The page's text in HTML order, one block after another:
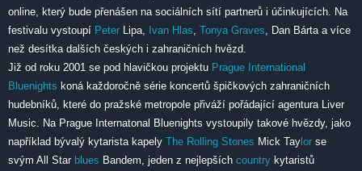
online, který bude přenášen na sociálních sítí partnerů i účinkujících. Na
festivalu vystoupí Peter Lipa, Ivan Hlas Tonya Graves , Dan Bárta a více
než desítka dalších českých i zahraničních hvězd.
Již od roku 2001 se pod hlavičkou projektu Prague International
Bluenights koná každoročně série koncertů špičkových zahraničních
hudebníků, které do pražské metropole přiváží pořádající agentura Liver
Music. Na Prague Internatonal Bluenights vystoupily takové hvězdy, jako
například bývalý kytarista kapely The Rolling Stones Mick Tay lor se
svým All Star blues Bandem, jeden z nejlepších country kytaristů